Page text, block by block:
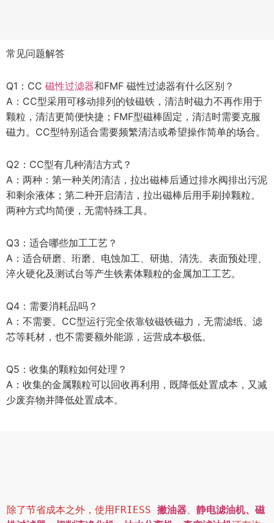
常见问题解答
Q1：CC 磁性过滤器和FMF 磁性过滤器有什么区别？
A：CC型采用可移动排列的钕磁铁，清洁时磁力不再作用于
颗粒，清洁更简便快捷；FMF型磁棒固定，清洁时需要克服
磁力。CC型特别适合需要频繁清洁或希望操作简单的场合。
Q2：CC型有几种清洁方式？
A：两种：第一种关闭清洁，拉出磁棒后通过排水阀排出污泥
和剩余液体；第二种开启清洁，拉出磁棒后用手刷掉颗粒。
两种方式均简便，无需特殊工具。
Q3：适合哪些加工工艺？
A：适合研磨、珩磨、电蚀加工、研抛、清洗、表面预处理、
淬火硬化及测试台等产生铁素体颗粒的金属加工工艺。
Q4：需要消耗品吗？
A：不需要。CC型运行完全依靠钕磁铁磁力，无需滤纸、滤
芯等耗材，也不需要额外能源，运营成本极低。
Q5：收集的颗粒如何处理？
A：收集的金属颗粒可以回收再利用，既降低处置成本，又 减
少废弃物并降低处置成本。
除了节省成本之外，使用FRIESS 撇油器 、静电滤油机、磁